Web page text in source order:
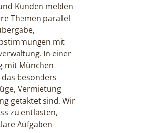
Kunden melden
Themen parallel
mit
In einer
mit München
besonders
Vermietung
getaktet sind. Wir
zu entlasten,
Aufgaben